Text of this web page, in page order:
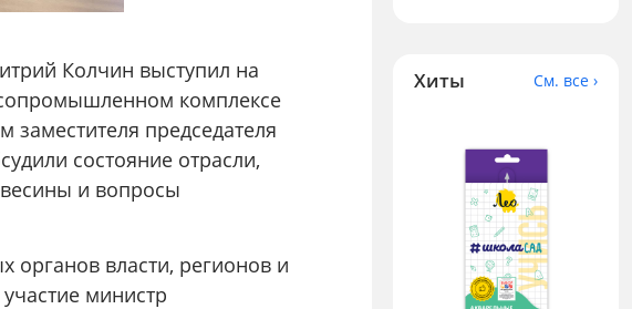
Колчин выступил на
комплексе
председателя
состояние отрасли,
и вопросы
органов власти, регионов и
министр
Хиты См. все ›